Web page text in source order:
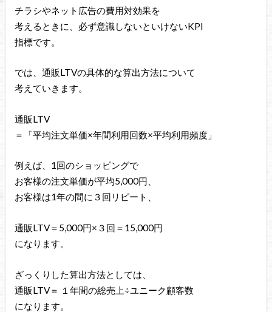
チラシやネット広告の費用対効果を
考えるときに、必ず意識しないといけないKPI
指標です。
では、通販LTVの具体的な算出方法について
考えていきます。
通販LTV
＝「平均注文単価×年間利用回数×平均利用頻度」
例えば、1回のショッピングで
お客様の注文単価が平均5,000円、
お客様は1年の間に３回リピート、
通販LTV＝5,000円×３回＝15,000円
になります。
ざっくりした算出方法としては、
通販LTV＝ １年間の総売上÷ユニーク顧客数
になります。